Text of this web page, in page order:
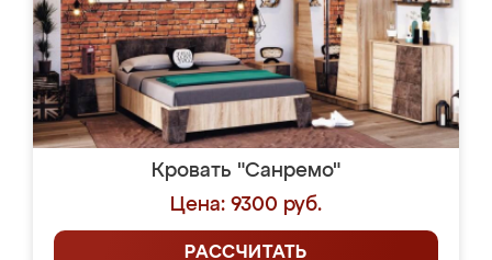
Кровать "Санремо"
Цена: 9300 руб.
РАССЧИТАТЬ